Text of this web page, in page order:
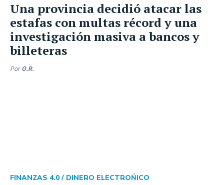
Una provincia decidió atacar las
estafas con multas récord y una
investigación masiva a bancos y
billeteras
Por G.R.
FINANZAS 4.0 / DINERO ELECTROŃICO